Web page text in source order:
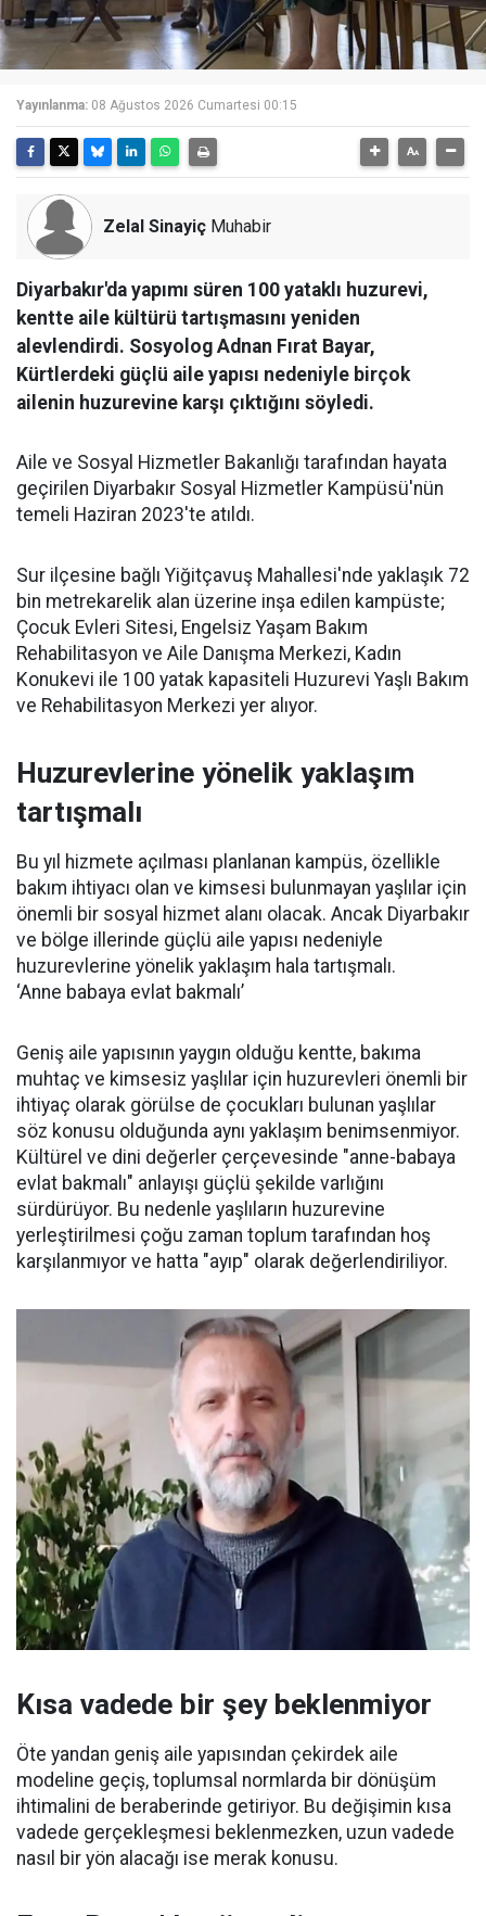
Yayınlanma: 08 Ağustos 2026 Cumartesi 00:15
Zelal Sinayiç Muhabir
Diyarbakır'da yapımı süren 100 yataklı huzurevi,
kentte aile kültürü tartışmasını yeniden
alevlendirdi. Sosyolog Adnan Fırat Bayar,
Kürtlerdeki güçlü aile yapısı nedeniyle birçok
ailenin huzurevine karşı çıktığını söyledi.
Aile ve Sosyal Hizmetler Bakanlığı tarafından hayata
geçirilen Diyarbakır Sosyal Hizmetler Kampüsü'nün
temeli Haziran 2023'te atıldı.
Sur ilçesine bağlı Yiğitçavuş Mahallesi'nde yaklaşık 72
bin metrekarelik alan üzerine inşa edilen kampüste;
Çocuk Evleri Sitesi, Engelsiz Yaşam Bakım
Rehabilitasyon ve Aile Danışma Merkezi, Kadın
Konukevi ile 100 yatak kapasiteli Huzurevi Yaşlı Bakım
ve Rehabilitasyon Merkezi yer alıyor.
Huzurevlerine yönelik yaklaşım
tartışmalı
Bu yıl hizmete açılması planlanan kampüs, özellikle
bakım ihtiyacı olan ve kimsesi bulunmayan yaşlılar için
önemli bir sosyal hizmet alanı olacak. Ancak Diyarbakır
ve bölge illerinde güçlü aile yapısı nedeniyle
huzurevlerine yönelik yaklaşım hala tartışmalı.
‘Anne babaya evlat bakmalı’
Geniş aile yapısının yaygın olduğu kentte, bakıma
muhtaç ve kimsesiz yaşlılar için huzurevleri önemli bir
ihtiyaç olarak görülse de çocukları bulunan yaşlılar
söz konusu olduğunda aynı yaklaşım benimsenmiyor.
Kültürel ve dini değerler çerçevesinde "anne-babaya
evlat bakmalı" anlayışı güçlü şekilde varlığını
sürdürüyor. Bu nedenle yaşlıların huzurevine
yerleştirilmesi çoğu zaman toplum tarafından hoş
karşılanmıyor ve hatta "ayıp" olarak değerlendiriliyor.
Kısa vadede bir şey beklenmiyor
Öte yandan geniş aile yapısından çekirdek aile
modeline geçiş, toplumsal normlarda bir dönüşüm
ihtimalini de beraberinde getiriyor. Bu değişimin kısa
vadede gerçekleşmesi beklenmezken, uzun vadede
nasıl bir yön alacağı ise merak konusu.